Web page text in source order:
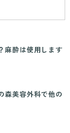
麻酔は使用します
森美容外科で他の